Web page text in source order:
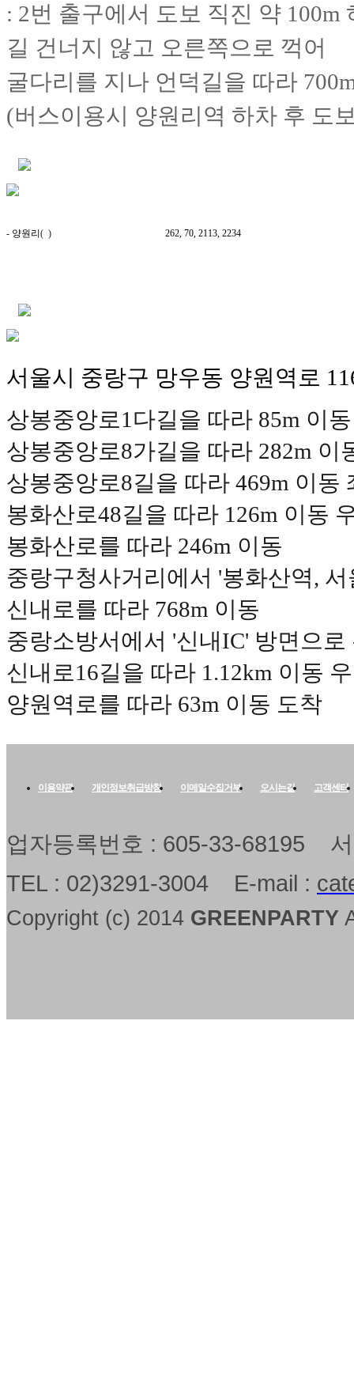
: 2번 출구에서 도보 직진 약 100m
길 건너지 않고 오른쪽으로 꺽어
굴다리를 지나 언덕길을 따라
(버스이용시 양원리역 하차 후 도
- 양원리 ( ) 262, 70, 2113, 2234
서울시 중랑구 망우동 양원역로
상봉중앙로1다길을 따라 85m 이
상봉중앙로8가길을 따라 282m 이
상봉중앙로8길을 따라 469m 이동
봉화산로48길을 따라 126m 이동
봉화산로를 따라 246m 이동
중랑구청사거리에서 '봉화산역,
신내로를 따라 768m 이동
중랑소방서에서 '신내IC' 방면으로
신내로16길을 따라 1.12km 이동
양원역로를 따라 63m 이동 도착
이용약관 개인정보취급방침 이메일수집거부 오시는길 고객센터
업자등록번호 : 605-33-68195
TEL : 02)3291-3004 E-mail :
Copyright (c) 2014 GREENPARTY